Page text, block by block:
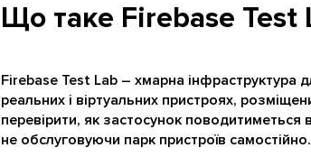
Що таке Firebase Test
Firebase Test Lab – хмарна інфраструктура
реальних і віртуальних пристроях,
перевірити, як застосунок
не обслуговуючи парк пристроїв самостійно.